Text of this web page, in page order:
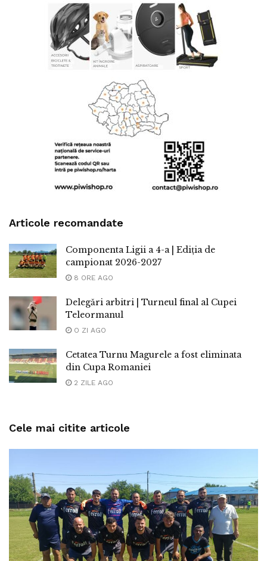
Articole recomandate
Componenta Ligii a 4-a | Ediția de
campionat 2026-2027
8 ORE AGO
Delegări arbitri | Turneul final al Cupei
Teleormanul
O ZI AGO
Cetatea Turnu Magurele a fost eliminata
din Cupa Romaniei
2 ZILE AGO
Cele mai citite articole